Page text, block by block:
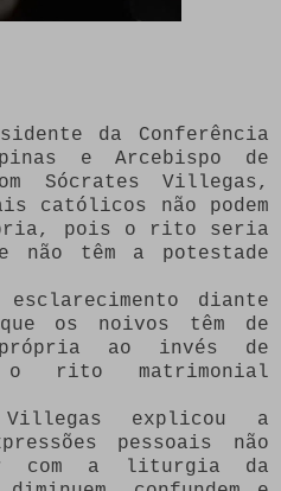
da Conferência
e Arcebispo de
Sócrates Villegas,
católicos não podem
pois o rito seria
não têm a potestade
diante
os noivos têm de
ao invés de
rito matrimonial
Villegas explicou a
pessoais não
com a liturgia da